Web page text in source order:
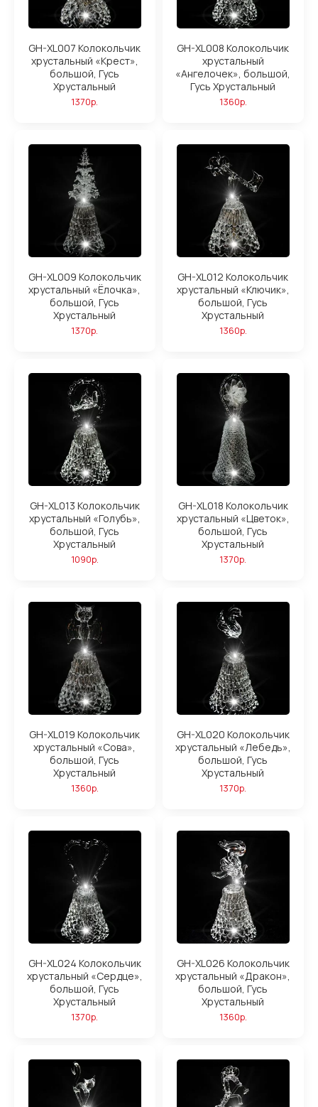
GH-XL007 Колокольчик
хрустальный «Крест»,
большой, Гусь
Хрустальный
1370р.
GH-XL008 Колокольчик
хрустальный
«Ангелочек», большой,
Гусь Хрустальный
1360р.
GH-XL009 Колокольчик
хрустальный «Ёлочка»,
большой, Гусь
Хрустальный
1370р.
GH-XL012 Колокольчик
хрустальный «Ключик»,
большой, Гусь
Хрустальный
1360р.
GH-XL013 Колокольчик
хрустальный «Голубь»,
большой, Гусь
Хрустальный
1090р.
GH-XL018 Колокольчик
хрустальный «Цветок»,
большой, Гусь
Хрустальный
1370р.
GH-XL019 Колокольчик
хрустальный «Сова»,
большой, Гусь
Хрустальный
1360р.
GH-XL020 Колокольчик
хрустальный «Лебедь»,
большой, Гусь
Хрустальный
1370р.
GH-XL024 Колокольчик
хрустальный «Сердце»,
большой, Гусь
Хрустальный
1370р.
GH-XL026 Колокольчик
хрустальный «Дракон»,
большой, Гусь
Хрустальный
1360р.